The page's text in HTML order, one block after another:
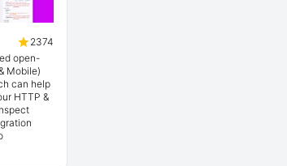
2374
open-
Mobile)
can help
HTTP &